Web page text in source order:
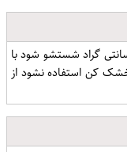
و در دمای حداکثر 30 درجه سانتی گراد شستشو شود با
کن استفاده نشود از